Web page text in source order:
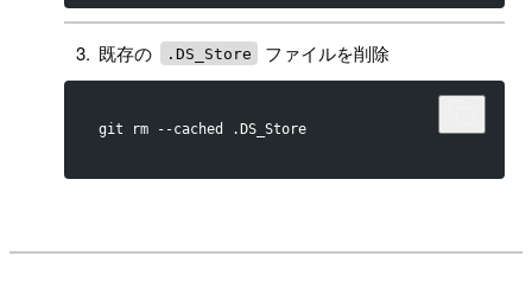
既存の .DS_Store ファイルを削除
git rm --cached .DS_Store